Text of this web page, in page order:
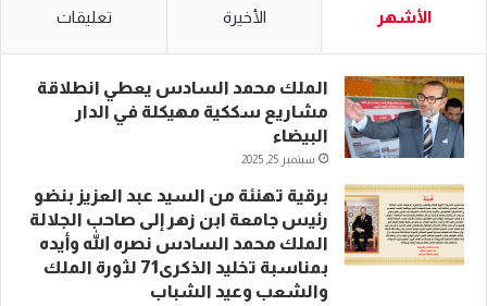
الأشهر الأخيرة تعليقات
الملك محمد السادس يعطي انطلاقة
مشاريع سككية مهيكلة في الدار
البيضاء
سبتمبر 25, 2025
برقية تهنئة من السيد عبد العزيز بنضو
رئيس جامعة ابن زهر إلى صاحب الجلالة
الملك محمد السادس نصره الله وأيده
بمناسبة تخليد الذكرى71 لثورة الملك
والشعب وعيد الشباب